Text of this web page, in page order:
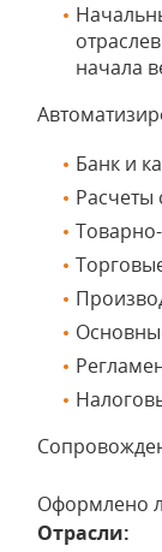
начала
Банк и
Расчеты
Оформлено
Отрасли: